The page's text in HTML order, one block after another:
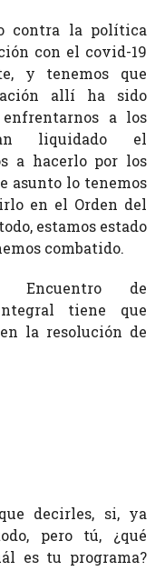
contra la política
con el covid-19
y tenemos que
allí ha sido
a los
liquidado el
a hacerlo por los
asunto lo tenemos
en el Orden del
estamos estado
combatido.
de
tiene que
la resolución de
decirles, si, ya
pero tú, ¿qué
es tu programa?